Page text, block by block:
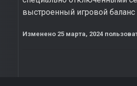
выстроенный игровой
Изменено 25 марта, 2024